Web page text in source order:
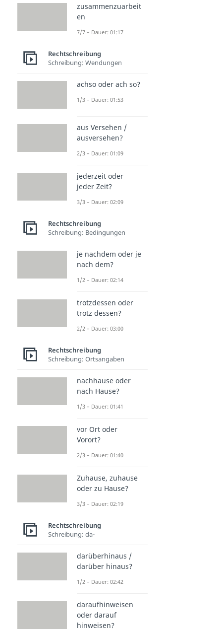
zusammenzuarbeit
en
7/7 – Dauer: 01:17
Rechtschreibung
Schreibung: Wendungen
achso oder ach so?
1/3 – Dauer: 01:53
aus Versehen /
ausversehen?
2/3 – Dauer: 01:09
jederzeit oder
jeder Zeit?
3/3 – Dauer: 02:09
Rechtschreibung
Schreibung: Bedingungen
je nachdem oder je
nach dem?
1/2 – Dauer: 02:14
trotzdessen oder
trotz dessen?
2/2 – Dauer: 03:00
Rechtschreibung
Schreibung: Ortsangaben
nachhause oder
nach Hause?
1/3 – Dauer: 01:41
vor Ort oder
Vorort?
2/3 – Dauer: 01:40
Zuhause, zuhause
oder zu Hause?
3/3 – Dauer: 02:19
Rechtschreibung
Schreibung: da-
darüberhinaus /
darüber hinaus?
1/2 – Dauer: 02:42
daraufhinweisen
oder darauf
hinweisen?